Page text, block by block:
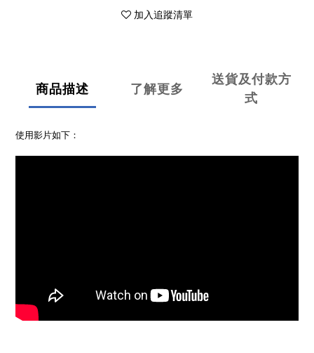
加入追蹤清單
商品描述 了解更多
送貨及付款方
式
使用影片如下：